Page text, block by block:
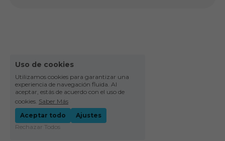
Uso de cookies
Utilizamos cookies para garantizar una
experiencia de navegación fluida. Al
aceptar, estás de acuerdo con el uso de
cookies. Saber Más
Aceptar todo
Ajustes
Rechazar Todos